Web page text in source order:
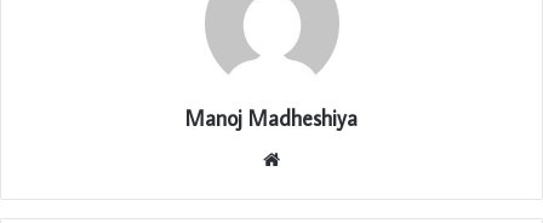
Manoj Madheshiya